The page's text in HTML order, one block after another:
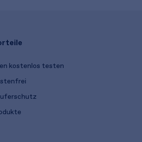
kostenlos testen